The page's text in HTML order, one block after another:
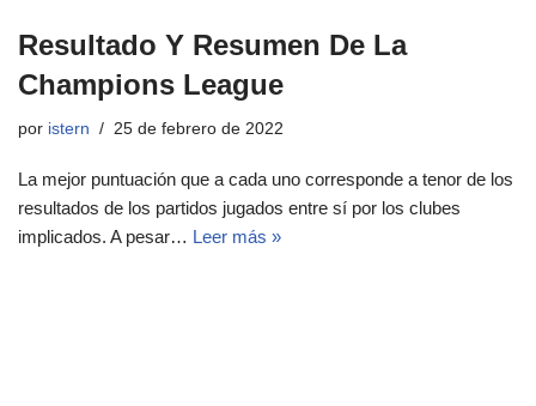
Resultado Y Resumen De La
Champions League
por istern 25 de febrero de 2022
La mejor puntuación que a cada uno corresponde a tenor de los
resultados de los partidos jugados entre sí por los clubes
implicados. A pesar… Leer más »